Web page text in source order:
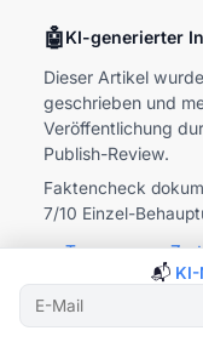
🤖KI-generierter
Dieser Artikel
geschrieben und
Veröffentlichung
Publish-Review.
Faktencheck
7/10 Einzel-
→ Transparenz-
Faktencheck-
📬 KI-